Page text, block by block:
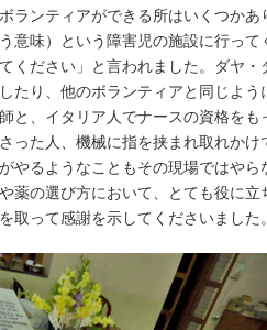
ランティアができる所はいくつか
意味）という障害児の施設に行っ
ください」と言われました。ダヤ
たり、他のボランティアと同じよ
と、イタリア人でナースの資格を
った人、機械に指を挟まれ取れか
やるようなこともその現場ではや
薬の選び方において、とても役に
取って感謝を示してくださいました。